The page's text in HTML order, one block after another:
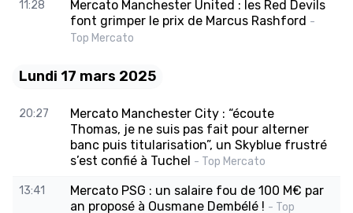
11:28
Mercato Manchester United : les Red Devils
font grimper le prix de Marcus Rashford -
Top Mercato
Lundi 17 mars 2025
20:27
Mercato Manchester City : “écoute
Thomas, je ne suis pas fait pour alterner
banc puis titularisation”, un Skyblue frustré
s’est confié à Tuchel - Top Mercato
13:41
Mercato PSG : un salaire fou de 100 M€ par
an proposé à Ousmane Dembélé ! - Top